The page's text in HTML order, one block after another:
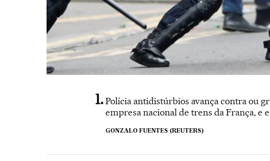
Polícia antidistúrbios avança contra ou
empresa nacional de trens da França, e
GONZALO FUENTES (REUTERS)